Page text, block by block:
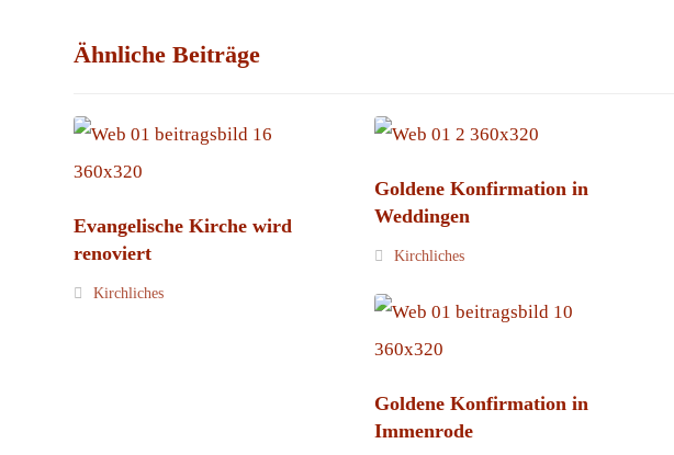
Ähnliche Beiträge
Evangelische Kirche wird
renoviert
Kirchliches
Goldene Konfirmation in
Weddingen
Kirchliches
Goldene Konfirmation in
Immenrode